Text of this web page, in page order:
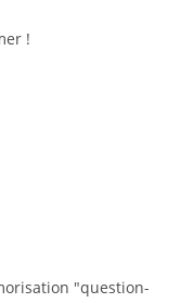
!
"question-